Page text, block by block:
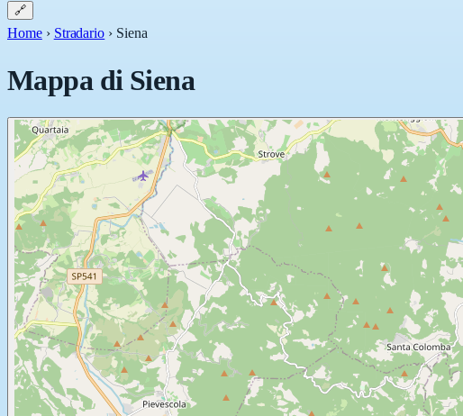
🔗
Home › Stradario › Siena
Mappa di Siena